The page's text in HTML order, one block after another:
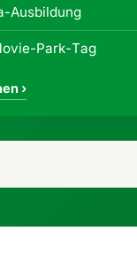
Ausbildung
Park-Tag
›